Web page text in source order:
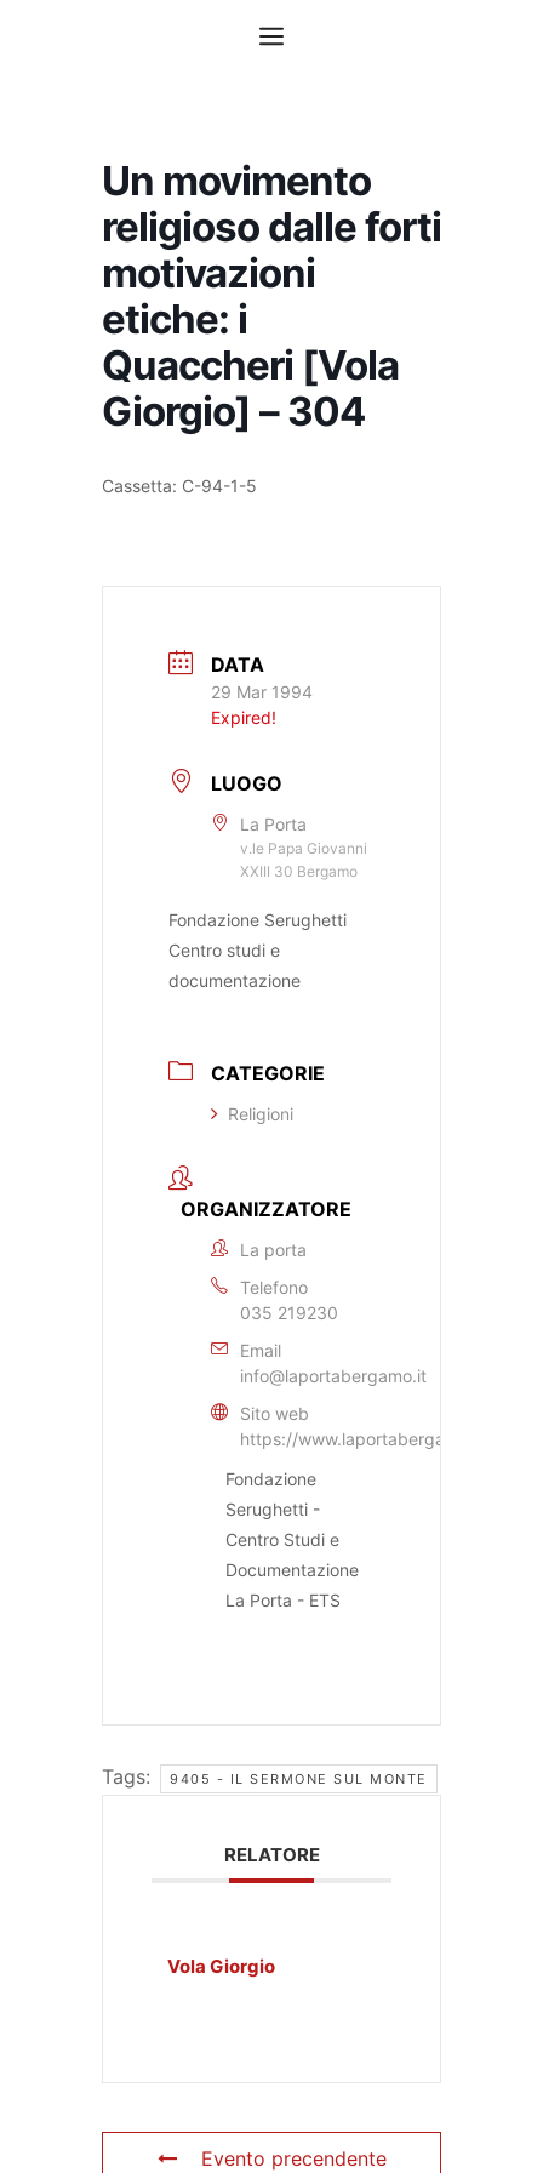
Menu
Un movimento
religioso dalle forti
motivazioni
etiche: i
Quaccheri [Vola
Giorgio] – 304
Cassetta: C-94-1-5
DATA
29 Mar 1994
Expired!
LUOGO
La Porta
v.le Papa Giovanni
XXIII 30 Bergamo
Fondazione Serughetti
Centro studi e
documentazione
CATEGORIE
Religioni
ORGANIZZATORE
La porta
Telefono
035 219230
Email
info@laportabergamo.it
Sito web
https://www.laportabergamo.it
Fondazione
Serughetti -
Centro Studi e
Documentazione
La Porta - ETS
Tags: 9405 - IL SERMONE SUL MONTE
RELATORE
Vola Giorgio
Evento precendente